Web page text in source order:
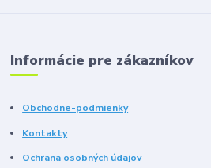
Informácie pre zákazníkov
Obchodne-podmienky
Kontakty
Ochrana osobných údajov